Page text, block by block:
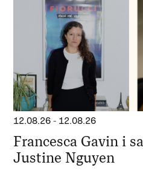
12.08.26 - 12.08.26
Francesca Gavin i
Justine Nguyen